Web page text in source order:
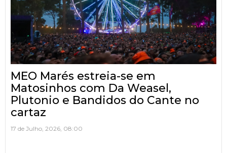
MEO Marés estreia-se em
Matosinhos com Da Weasel,
Plutonio e Bandidos do Cante no
cartaz
17 de Julho, 2026, 08:00